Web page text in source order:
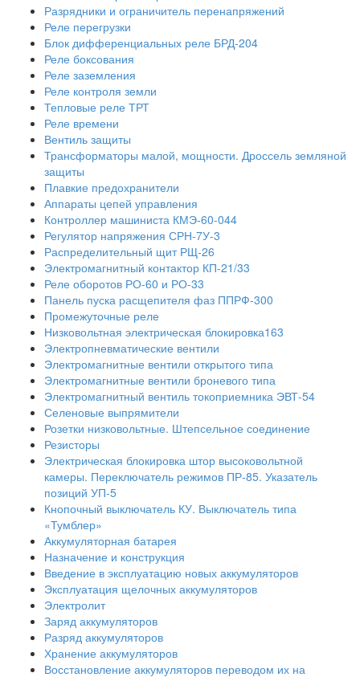
Разрядники и ограничитель перенапряжений
Реле перегрузки
Блок дифференциальных реле БРД-204
Реле боксования
Реле заземления
Реле контроля земли
Тепловые реле ТРТ
Реле времени
Вентиль защиты
Трансформаторы малой, мощности. Дроссель земляной
защиты
Плавкие предохранители
Аппараты цепей управления
Контроллер машиниста КМЭ-60-044
Регулятор напряжения СРН-7У-3
Распределительный щит РЩ-26
Электромагнитный контактор КП-21/33
Реле оборотов РО-60 и РО-33
Панель пуска расщепителя фаз ППРФ-300
Промежуточные реле
Низковольтная электрическая блокировка163
Электропневматические вентили
Электромагнитные вентили открытого типа
Электромагнитные вентили броневого типа
Электромагнитный вентиль токоприемника ЭВТ-54
Селеновые выпрямители
Розетки низковольтные. Штепсельное соединение
Резисторы
Электрическая блокировка штор высоковольтной
камеры. Переключатель режимов ПР-85. Указатель
позиций УП-5
Кнопочный выключатель КУ. Выключатель типа
«Тумблер»
Аккумуляторная батарея
Назначение и конструкция
Введение в эксплуатацию новых аккумуляторов
Эксплуатация щелочных аккумуляторов
Электролит
Заряд аккумуляторов
Разряд аккумуляторов
Хранение аккумуляторов
Восстановление аккумуляторов переводом их на